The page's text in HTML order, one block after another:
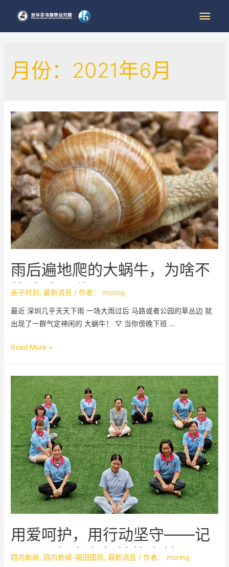
月份：2021年6月
雨后遍地爬的大蜗牛，为啥不
能让孩子碰？
亲子时刻 ,最新消息 / 作者： moring
最近 深圳几乎天天下雨 一场大雨过后 马路或者公园的草丛边 就
出现了一群气定神闲的 大蜗牛！ ▽ 当你傍晚下班 …
Read More »
用爱呵护，用行动坚守——记
PICLC保育老师技能考核
园内新闻, 园内新闻-福田国际,最新消息 / 作者： moring